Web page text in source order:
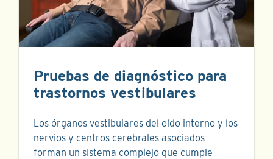
Pruebas de diagnóstico para
trastornos vestibulares
Los órganos vestibulares del oído interno y los
nervios y centros cerebrales asociados
forman un sistema complejo que cumple